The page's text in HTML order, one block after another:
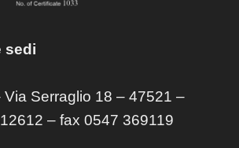
sedi
Serraglio 18 – 47521 –
– fax 0547 369119